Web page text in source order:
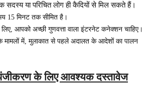
सदस्य या परिचित लोग ही कैदियों से मिल सकते हैं।
15 मिनट तक सीमित है।
लिए, आपको अच्छी गुणवत्ता वाला इंटरनेट कनेक्शन चाहिए।
मामलों में, मुलाकात से पहले अदालत के आदेशों का पालन
के लिए आवश्यक दस्तावेज